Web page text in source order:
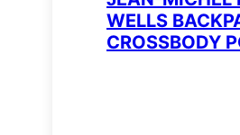
WELLS
CROSSBODY